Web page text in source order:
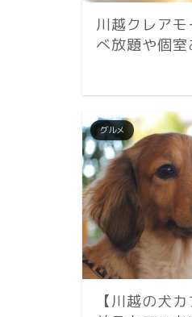
川越クレア
べ放題や個室
グルメ
【川越の犬